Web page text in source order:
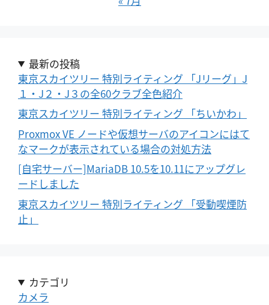
最新の投稿
東京スカイツリー 特別ライティング 「Jリーグ」J
１・J２・J３の全60クラブ全色紹介
東京スカイツリー 特別ライティング 「ちいかわ」
Proxmox VE ノードや仮想サーバのアイコンにはて
なマークが表示されている場合の対処方法
[自宅サーバー]MariaDB 10.5を10.11にアップグレ
ードしました
東京スカイツリー 特別ライティング 「受動喫煙防
止」
カテゴリ
カメラ